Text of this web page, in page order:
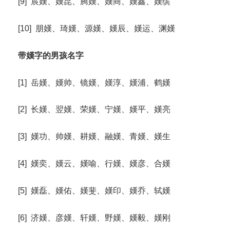
[10] 朋嫨、琦嫨、源嫨、嫨辰、嫨运、渊嫨
带嫨字的男孩名字
[1] 岳嫨、嫨帅、镜嫨、嫨淳、嫨浦、鹤嫨
[2] 长嫨、翌嫨、荣嫨、宁嫨、嫨平、嫨亮
[3] 嫨功、帅嫨、耕嫨、融嫨、青嫨、嫨生
[4] 嫨奕、嫨云、嫨喻、行嫨、嫨彦、合嫨
[5] 嫨磊、嫨佑、嫨斐、嫨印、嫨乔、轼嫨
[6] 济嫨、彦嫨、轩嫨、野嫨、嫨毅、嫨刚